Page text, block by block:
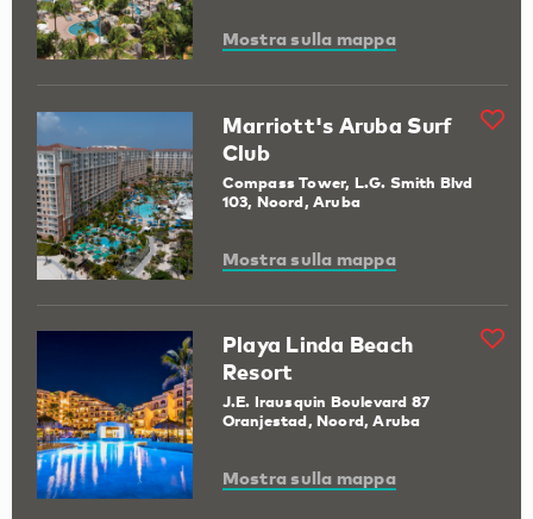
Mostra sulla mappa
Marriott's Aruba Surf
Club
Compass Tower, L.G. Smith Blvd
103, Noord, Aruba
Mostra sulla mappa
Playa Linda Beach
Resort
J.E. Irausquin Boulevard 87
Oranjestad, Noord, Aruba
Mostra sulla mappa